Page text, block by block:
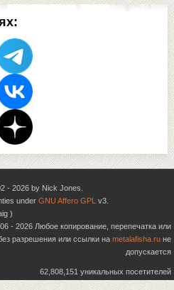
- 2026 by Nick Jones.
under GNU Affero GPL v3.
)
- 2026 Любое копирование, перепечатка или
разрешения или ссылки на metalafisha.ru не
допускается
62,808,151 уникальных посетителей